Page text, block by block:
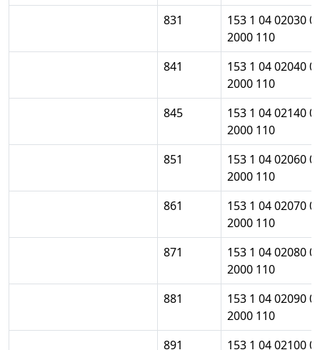
831
153 1 04 02030
2000 110
841
153 1 04 02040
2000 110
845
153 1 04 02140
2000 110
851
153 1 04 02060
2000 110
861
153 1 04 02070
2000 110
871
153 1 04 02080
2000 110
881
153 1 04 02090
2000 110
891
153 1 04 02100